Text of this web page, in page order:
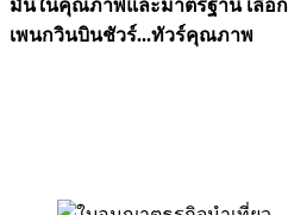
มั่นในคุณภาพและมาตรฐาน เลือก
เพนกวินบินชัวร์...ทัวร์คุณภาพ